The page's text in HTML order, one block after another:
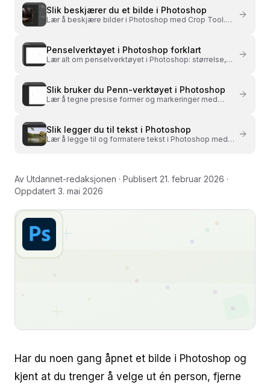
Slik beskjærer du et bilde i Photoshop
Lær å beskjære bilder i Photoshop med Crop Tool.
Penselverktøyet i Photoshop forklart
Lær alt om penselverktøyet i Photoshop: størrelse,
Slik bruker du Penn-verktøyet i Photoshop
Lær å tegne presise former og markeringer med
Slik legger du til tekst i Photoshop
Lær å legge til og formatere tekst i Photoshop med
Av Utdannet-redaksjonen · Publisert 21. februar 2026 ·
Oppdatert 3. mai 2026
Har du noen gang åpnet et bilde i Photoshop og
kjent at du trenger å velge ut én person, fjerne